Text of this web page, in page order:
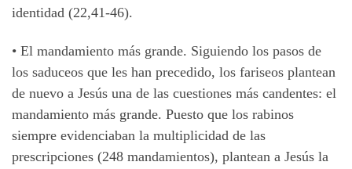
identidad (22,41-46).
• El mandamiento más grande. Siguiendo los pasos de
los saduceos que les han precedido, los fariseos plantean
de nuevo a Jesús una de las cuestiones más candentes: el
mandamiento más grande. Puesto que los rabinos
siempre evidenciaban la multiplicidad de las
prescripciones (248 mandamientos), plantean a Jesús la